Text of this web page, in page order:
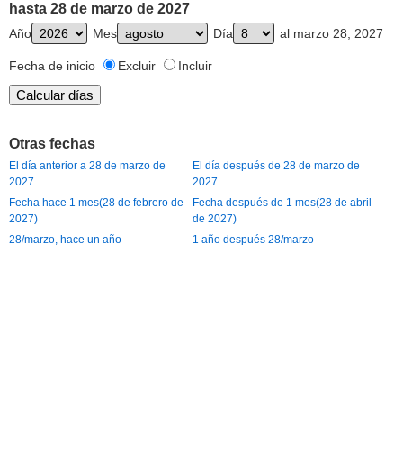
hasta 28 de marzo de 2027
Año Mes Día al marzo 28, 2027
Fecha de inicio Excluir Incluir
Otras fechas
El día anterior a 28 de marzo de
2027
El día después de 28 de marzo de
2027
Fecha hace 1 mes(28 de febrero de
2027)
Fecha después de 1 mes(28 de abril
de 2027)
28/marzo, hace un año
1 año después 28/marzo